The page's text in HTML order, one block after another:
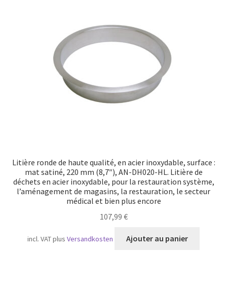
Litière ronde de haute qualité, en acier inoxydable, surface :
mat satiné, 220 mm (8,7″), AN-DH020-HL. Litière de
déchets en acier inoxydable, pour la restauration système,
l’aménagement de magasins, la restauration, le secteur
médical et bien plus encore
107,99 €
incl. VATplusVersandkosten Ajouter au panier